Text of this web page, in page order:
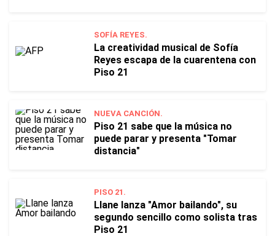
SOFÍA REYES.
La creatividad musical de Sofía
Reyes escapa de la cuarentena con
Piso 21
NUEVA CANCIÓN.
Piso 21 sabe que la música no
puede parar y presenta "Tomar
distancia"
PISO 21.
Llane lanza "Amor bailando", su
segundo sencillo como solista tras
Piso 21